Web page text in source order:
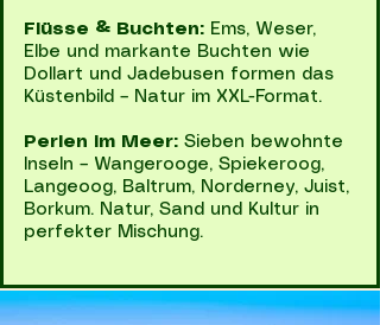
Flüsse & Buchten: Ems, Weser,
Elbe und markante Buchten wie
Dollart und Jadebusen formen das
Küstenbild – Natur im XXL-Format.
Perlen im Meer: Sieben bewohnte
Inseln – Wangerooge, Spiekeroog,
Langeoog, Baltrum, Norderney, Juist,
Borkum. Natur, Sand und Kultur in
perfekter Mischung.